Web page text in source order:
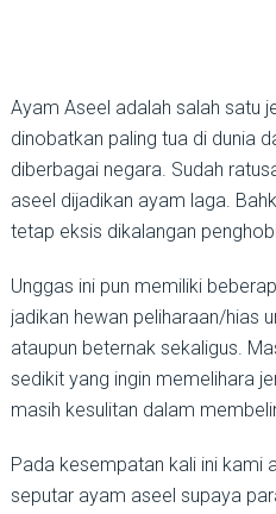
Ayam Aseel adalah salah satu
dinobatkan paling tua di dunia
diberbagai negara. Sudah
aseel dijadikan ayam laga.
tetap eksis dikalangan
Unggas ini pun memiliki
jadikan hewan peliharaan/hias
ataupun beternak sekaligus.
sedikit yang ingin memelihara
masih kesulitan dalam
Pada kesempatan kali ini kami
seputar ayam aseel supaya